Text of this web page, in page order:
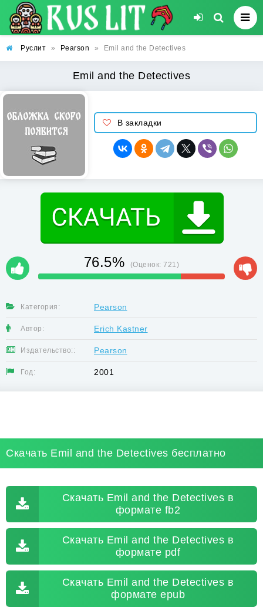
Руслит » Pearson » Emil and the Detectives
Emil and the Detectives
В закладки
76.5% (Оценок:721)
Категория: Pearson
Автор: Erich Kastner
Издательство:: Pearson
Год: 2001
Скачать Emil and the Detectives бесплатно
Скачать Emil and the Detectives в
формате fb2
Скачать Emil and the Detectives в
формате pdf
Скачать Emil and the Detectives в
формате epub